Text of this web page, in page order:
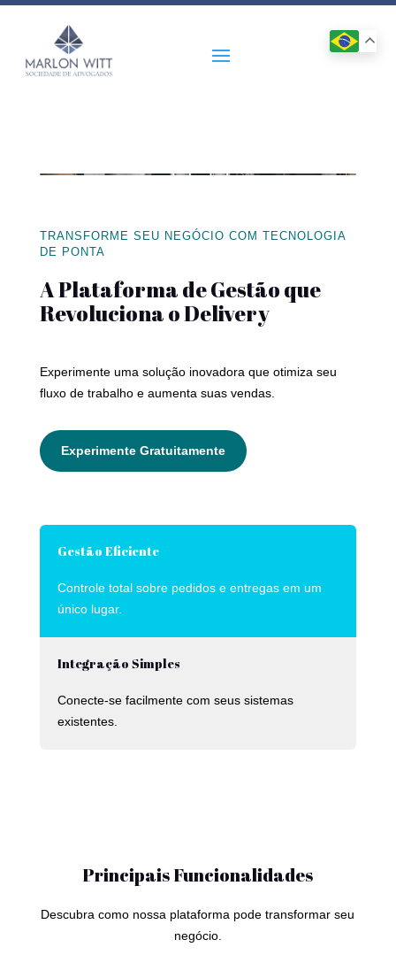
TRANSFORME SEU NEGÓCIO COM TECNOLOGIA
DE PONTA
A Plataforma de Gestão que
Revoluciona o Delivery
Experimente uma solução inovadora que otimiza seu
fluxo de trabalho e aumenta suas vendas.
Experimente Gratuitamente
Gestão Eficiente
Controle total sobre pedidos e entregas em um
único lugar.
Integração Simples
Conecte-se facilmente com seus sistemas
existentes.
Principais Funcionalidades
Descubra como nossa plataforma pode transformar seu
negócio.